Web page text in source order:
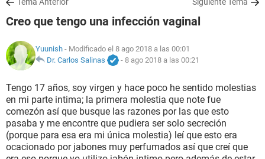
FAMILIA
NUTRICIÓN
BIENESTAR
SEXUALIDAD
GLOSARIO
Creo que tengo una infección vaginal
Yuunish - Modificado el 8 ago 2018 a las 00:01
Dr. Carlos Salinas
- 8 ago 2018 a las 00:21
Tengo 17 años, soy virgen y hace poco he sentido molestias
en mi parte intima; la primera molestia que note fue
comezón así que busque las razones por las que esto
pasaba y me encontre que pudiera ser solo secreción
(porque para esa era mi única molestia) leí que esto era
ocacionado por jabones muy perfumados así que creí que